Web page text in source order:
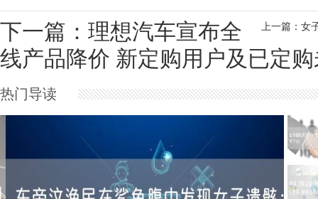
上一篇：女
下一篇：理想汽车宣布全
线产品降价 新定购用户及已定
热门导读